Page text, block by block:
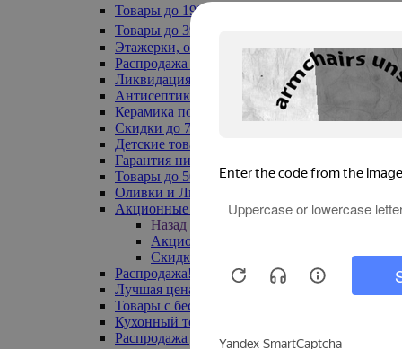
Товары до 199₽
Товары до 399₽
Этажерки, обувницы
Распродажа текстиля до -50%
Ликвидация до -70%
Антисептики
Керамика по 129 руб
Скидки до 70%
Детские товары
Гарантия низкой цены
Товары до 500 руб
Оливки и Лимоны
Акционные товары
Назад
Акционные товары
Скидка 20% по промокоду
Распродажа! Ульяновск до -70%
Лучшая цена
Товары с бесплатной доставкой
Кухонный текстиль
Распродажа до -50%